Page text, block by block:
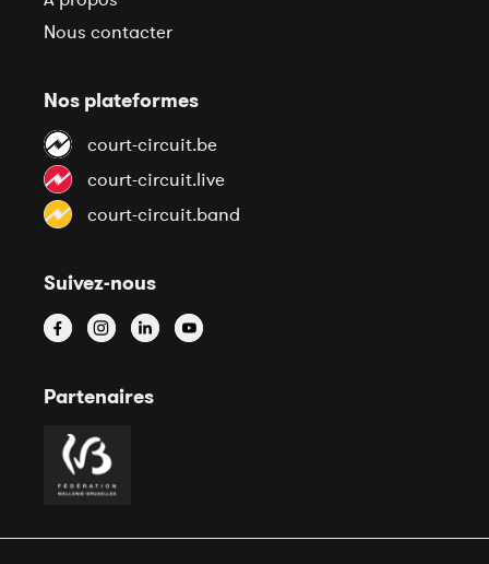
Nous contacter
Nos plateformes
court-circuit.be
court-circuit.live
court-circuit.band
Suivez-nous
Partenaires